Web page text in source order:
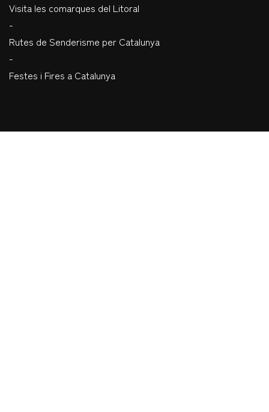
Visita les comarques del Litoral
-
Rutes de Senderisme per Catalunya
-
Festes i Fires a Catalunya